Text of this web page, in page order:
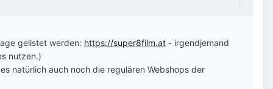
gelistet werden: https://super8film.at - irgendjemand
nutzen.)
natürlich auch noch die regulären Webshops der